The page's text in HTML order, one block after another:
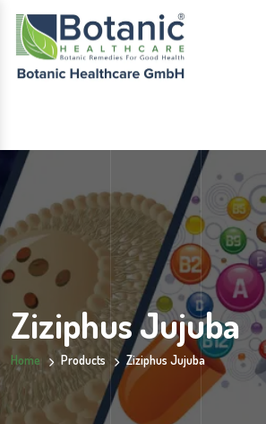
Ziziphus Jujuba
Home Products Ziziphus Jujuba